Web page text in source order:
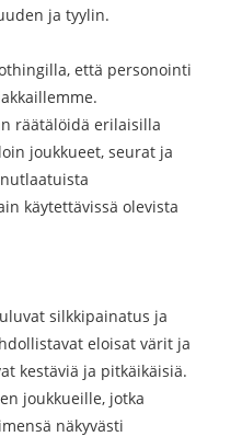
ja tyylin.
että personointi
räätälöidä erilaisilla
joukkueet, seurat ja
käytettävissä olevista
silkkipainatus ja
eloisat värit ja
kestäviä ja pitkäikäisiä.
joukkueille, jotka
näkyvästi